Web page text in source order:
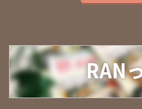
RAN